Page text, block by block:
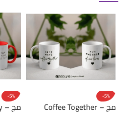
-5%
مج – Coffee Together
-5%
مج – Lock & Key